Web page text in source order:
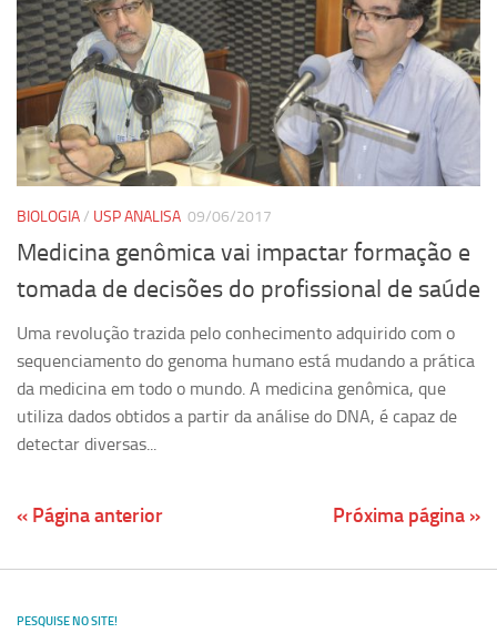
BIOLOGIA/ USP ANALISA 09/06/2017
Medicina genômica vai impactar formação e
tomada de decisões do profissional de saúde
Uma revolução trazida pelo conhecimento adquirido com o
sequenciamento do genoma humano está mudando a prática
da medicina em todo o mundo. A medicina genômica, que
utiliza dados obtidos a partir da análise do DNA, é capaz de
detectar diversas...
« Página anterior Próxima página »
PESQUISE NO SITE!